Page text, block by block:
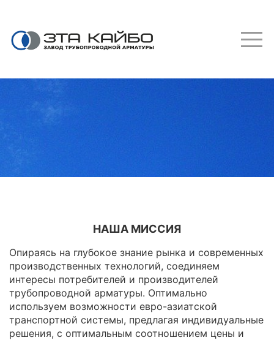
основному
ОСНОВНАЯ
НАША МИССИЯ
Опираясь на глубокое знание рынка и современных
производственных технологий, соединяем
интересы потребителей и производителей
трубопроводной арматуры. Оптимально
используем возможности евро-азиатской
транспортной системы, предлагая индивидуальные
решения, с оптимальным соотношением цены и